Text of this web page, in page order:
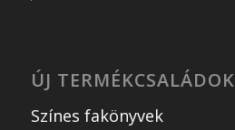
ÚJ TERMÉKCSALÁDOK
Színes fakönyvek